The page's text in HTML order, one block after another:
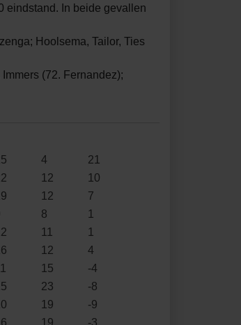
eindstand. In beide gevallen
Hoolsema, Tailor, Ties
(72. Fernandez);
4
21
12
10
12
7
8
1
11
1
12
4
15
-4
23
-8
19
-9